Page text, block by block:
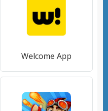
Welcome App